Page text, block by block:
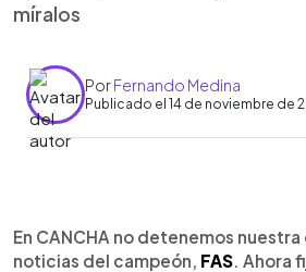
míralos
PorFernando Medina
Publicado el 14 de noviembre de
► Escuchar artículo
En CANCHA no detenemos
noticias del campeón, FAS . Ahora